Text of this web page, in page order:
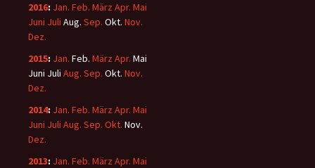
2016: Jan. Feb. März Apr. Mai
Juni Juli Aug. Sep. Okt. Nov.
Dez.
2015: Jan. Feb. März Apr. Mai
Juni Juli Aug. Sep. Okt. Nov.
Dez.
2014: Jan. Feb. März Apr. Mai
Juni Juli Aug. Sep. Okt. Nov.
Dez.
2013: Jan. Feb. März Apr. Mai